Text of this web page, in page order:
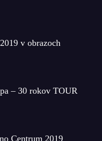
v obrazoch
– 30 rokov TOUR
Centrum 2019